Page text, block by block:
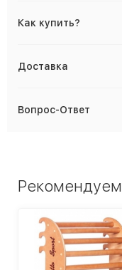
Как купить?
Доставка
Вопрос-Ответ
Рекомендуем